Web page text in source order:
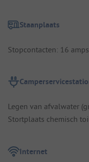
Staanplaats
Stopcontacten: 16 amps
Legen van afvalwater
Stortplaats chemisch
Internet